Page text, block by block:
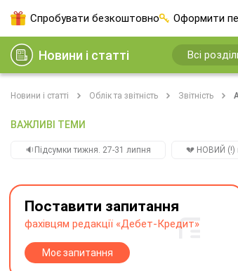
Спробувати безкоштовно Оформити
Новини і статті Всі
Новини і статті Облік та звітність Звітність
ВАЖЛИВІ ТЕМИ
🔉Підсумки тижня. 27-31 липня 💔 НОВИЙ (!)
Поставити запитання
фахівцям редакції «Дебет-Кредит»
Моє запитання